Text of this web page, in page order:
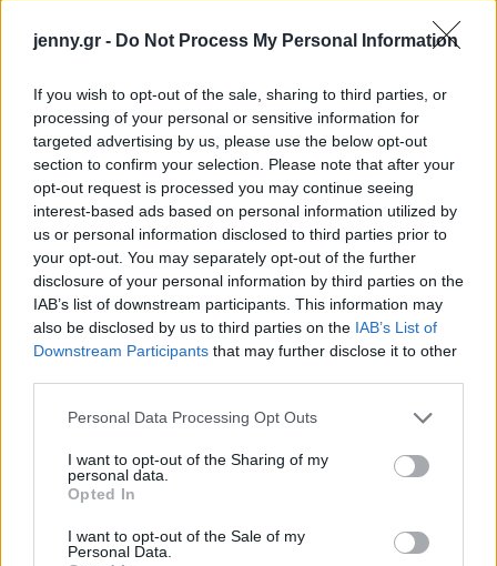
jenny.gr - Do Not Process My Personal Information
If you wish to opt-out of the sale, sharing to third parties, or
processing of your personal or sensitive information for
targeted advertising by us, please use the below opt-out
section to confirm your selection. Please note that after your
opt-out request is processed you may continue seeing
interest-based ads based on personal information utilized by
us or personal information disclosed to third parties prior to
your opt-out. You may separately opt-out of the further
disclosure of your personal information by third parties on the
IAB’s list of downstream participants. This information may
also be disclosed by us to third parties on the IAB’s List of
Downstream Participants that may further disclose it to other
Please note that this website/app uses one or more Google
not limited to your visit or usage behaviour. You may click to
grant or deny consent to Google and its third-party tags to
use your data for below specified purposes in below Google
consent section.
Personal Data Processing Opt Outs
I want to opt-out of the Sharing of my
personal data.
Opted In
I want to opt-out of the Sale of my
Personal Data.